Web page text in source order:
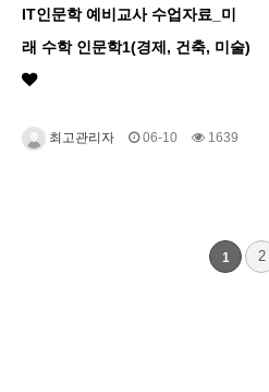
IT인문학 예비교사 수업자료_미
래 수학 인문학1(경제, 건축, 미술)
최고관리자 06-10 1639
1 2